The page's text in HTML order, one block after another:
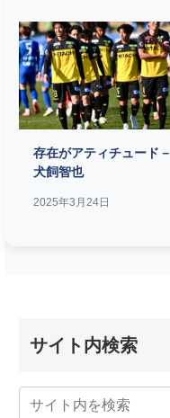
存在がアティチュード－
犬飼智也
2025年3月24日
サイト内検索